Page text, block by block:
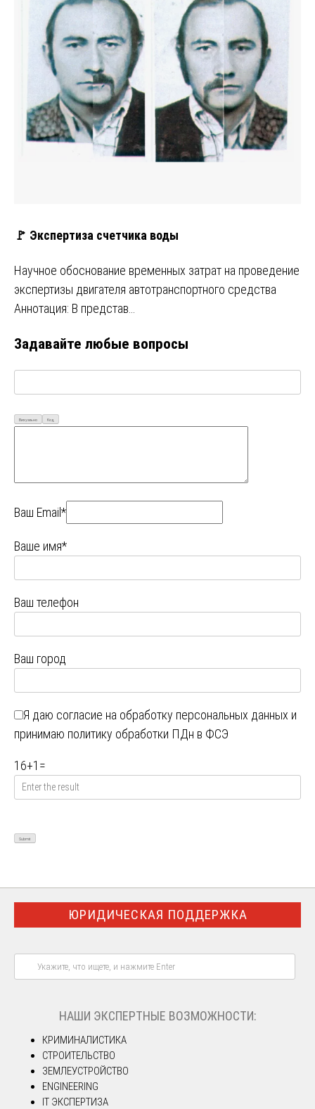
🚩 Экспертиза счетчика воды
Научное обоснование временных затрат на проведение
экспертизы двигателя автотранспортного средства
Аннотация: В представ…
Задавайте любые вопросы
Визуально Код
Ваш Email*
Ваше имя*
Ваш телефон
Ваш город
Я даю согласие на обработку персональных данных и
принимаю политику обработки ПДн в ФСЭ
16+1 =
ЮРИДИЧЕСКАЯ ПОДДЕРЖКА
НАШИ ЭКСПЕРТНЫЕ ВОЗМОЖНОСТИ:
КРИМИНАЛИСТИКА
СТРОИТЕЛЬСТВО
ЗЕМЛЕУСТРОЙСТВО
ENGINEERING
IT ЭКСПЕРТИЗА